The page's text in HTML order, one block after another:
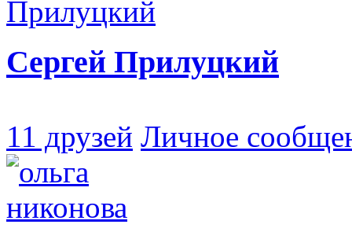
Сергей Прилуцкий
11 друзей Личное